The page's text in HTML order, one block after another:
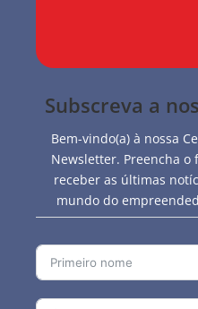
Subscreva a
Bem-vindo(a) à nossa
Newsletter. Preencha
receber as últimas
mundo do